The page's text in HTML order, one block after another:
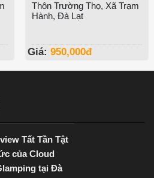
Thôn Trường Thọ, Xã Trạm
Hành, Đà Lạt
Giá: 950,000đ
Tất Tần Tật
của Cloud
tại Đà